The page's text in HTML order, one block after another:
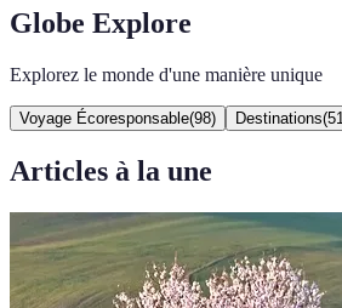
Globe Explore
Explorez le monde d'une manière unique
Voyage Écoresponsable(98) Destinations(51
Articles à la une